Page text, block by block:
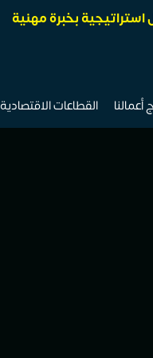
بخبرة مهنية
أعمالنا القطاعات الاقتصادية